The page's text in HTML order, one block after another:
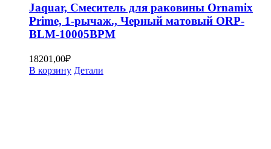
Jaquar, Смеситель для раковины Ornamix
Prime, 1-рычаж., Черный матовый ORP-
BLM-10005BPM
18201,00₽
В корзину Детали